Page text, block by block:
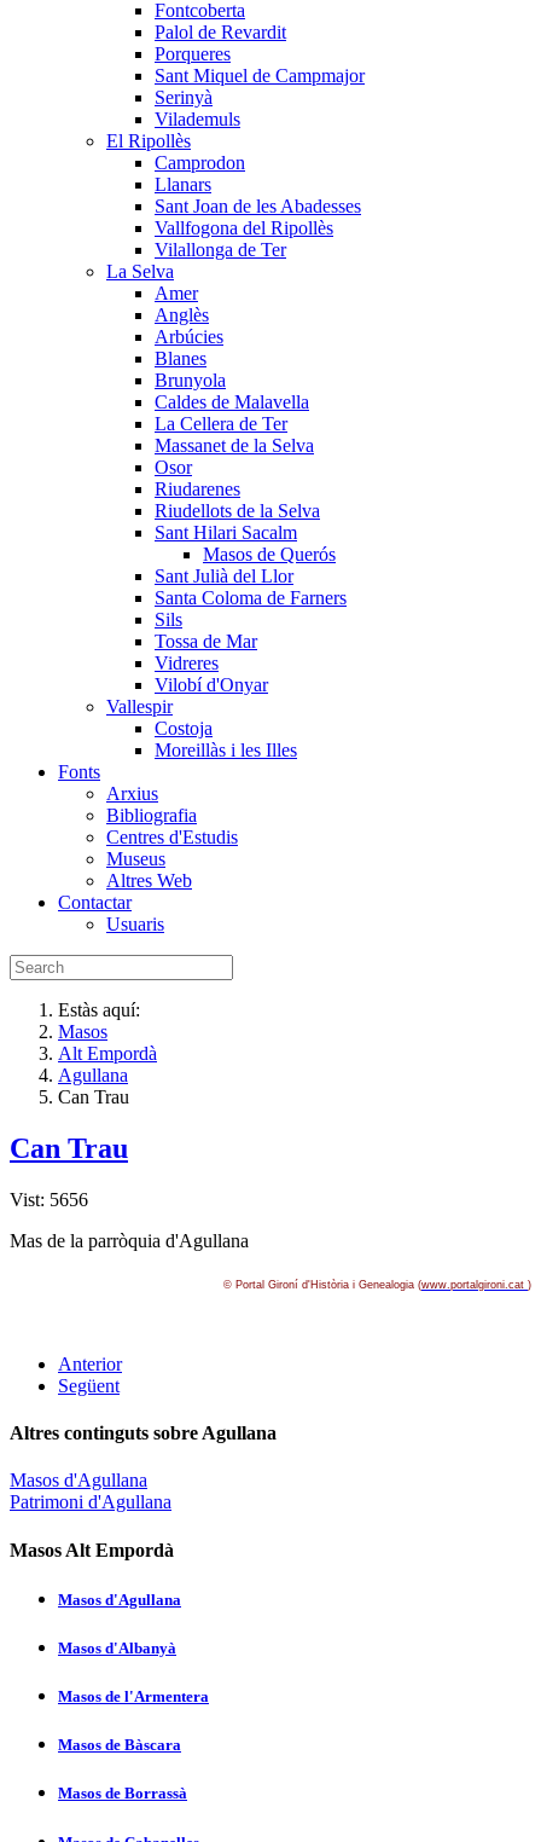
Fontcoberta
Palol de Revardit
Porqueres
Sant Miquel de Campmajor
Serinyà
Vilademuls
El Ripollès
Camprodon
Llanars
Sant Joan de les Abadesses
Vallfogona del Ripollès
Vilallonga de Ter
La Selva
Amer
Anglès
Arbúcies
Blanes
Brunyola
Caldes de Malavella
La Cellera de Ter
Massanet de la Selva
Osor
Riudarenes
Riudellots de la Selva
Sant Hilari Sacalm
Masos de Querós
Sant Julià del Llor
Santa Coloma de Farners
Sils
Tossa de Mar
Vidreres
Vilobí d'Onyar
Vallespir
Costoja
Moreillàs i les Illes
Fonts
Arxius
Bibliografia
Centres d'Estudis
Museus
Altres Web
Contactar
Usuaris
Estàs aquí:
Masos
Alt Empordà
Agullana
Can Trau
Can Trau
Vist: 5656
Mas de la parròquia d'Agullana
© Portal Gironí­ d'Història i Genealogia (www.portalgironi.cat )
Anterior
Següent
Altres continguts sobre Agullana
Masos d'Agullana
Patrimoni d'Agullana
Masos Alt Empordà
Masos d'Agullana
Masos d'Albanyà
Masos de l'Armentera
Masos de Bàscara
Masos de Borrassà